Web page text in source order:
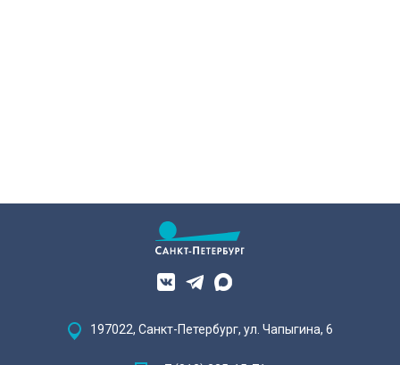
197022, Санкт-Петербург, ул. Чапыгина, 6